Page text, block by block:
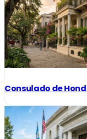
Consulado de